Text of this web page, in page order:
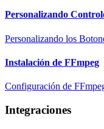
Personalizando
Personalizando los
Instalación de FFmpeg
Configuración de
Integraciones